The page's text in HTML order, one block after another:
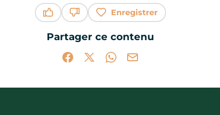
Enregistrer
Partager ce contenu
Partager sur Facebook (nouvelle
Partager sur X / Twitter (nouvelle
Partager sur WhatsApp
Partager par mail